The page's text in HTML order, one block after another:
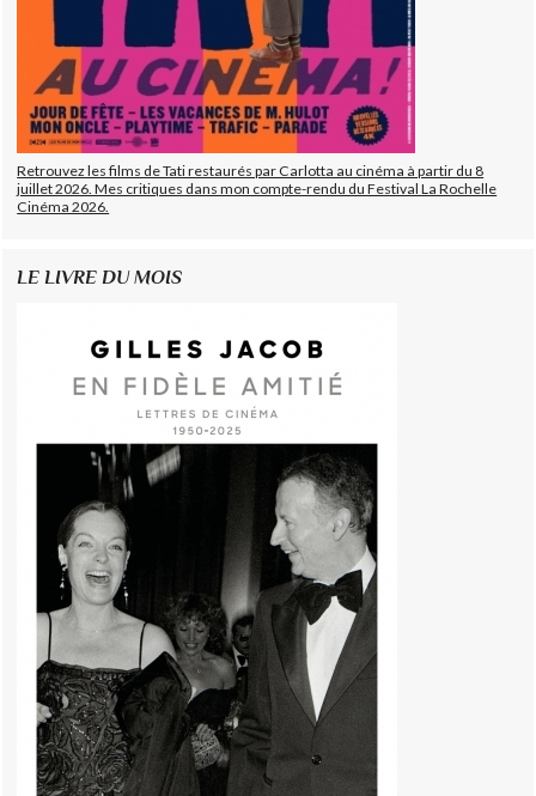
Retrouvez les films de Tati restaurés par Carlotta au cinéma à partir du 8
juillet 2026. Mes critiques dans mon compte-rendu du Festival La Rochelle
Cinéma 2026.
LE LIVRE DU MOIS